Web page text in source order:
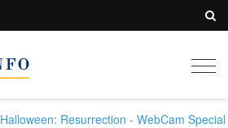
Halloween: Resurrection - WebCam Special